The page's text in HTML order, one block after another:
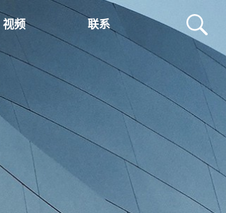
视频 联系